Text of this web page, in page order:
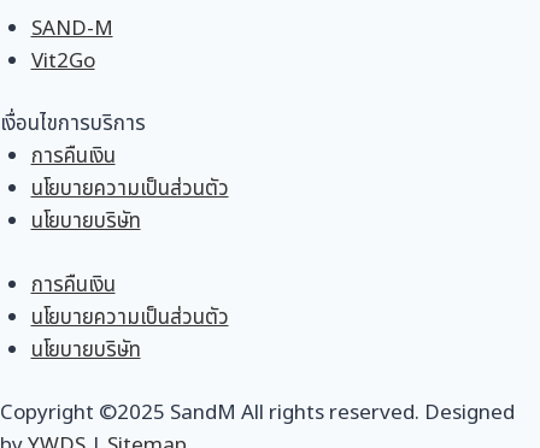
SAND-M
Vit2Go
เงื่อนไขการบริการ
การคืนเงิน
นโยบายความเป็นส่วนตัว
นโยบายบริษัท
การคืนเงิน
นโยบายความเป็นส่วนตัว
นโยบายบริษัท
Copyright ©2025 SandM All rights reserved. Designed